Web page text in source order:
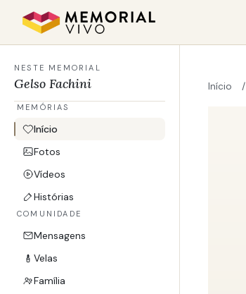
Ir para o conteúdo principal
NESTE MEMORIAL
Gelso Fachini
MEMÓRIAS
Início
Fotos
Vídeos
Histórias
COMUNIDADE
Mensagens
Velas
Família
Início